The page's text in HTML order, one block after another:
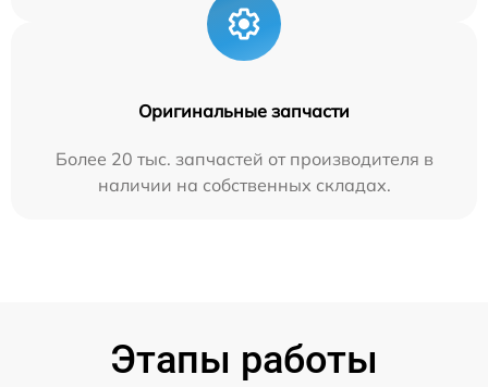
Оригинальные запчасти
Более 20 тыс. запчастей от производителя в
наличии на собственных складах.
Этапы работы